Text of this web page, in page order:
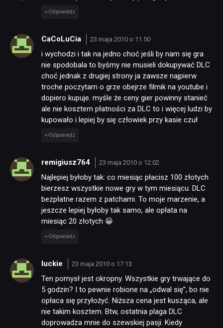
Odpowiedz
CaCoLuCia 23 maja 2010 o 11:50
i wychodzi i tak na jedno choć jeśli by nam się gra
nie spodobala to byśmy nie musieli dokupywać DLC
choć jednak z drugiej strony ja zawsze najpierw
troche poczytam o grze obejrze filmik na youtube i
dopiero kupuje. myśle że ceny gier powinny stanieć
ale nie kosztem płatności za DLC to i więcej ludzi by
kupowało i lepiej by się człowiek przy kasie czuł
Odpowiedz
remigiusz764 23 maja 2010 o 12:02
Najlepiej byłoby tak: co miesiąc płacisz 100 złotych
bierzesz wszystkie nowe gry w tym miesiącu. DLC
bezpłatne razem z patchami. To moje marzenie, a
jeszcze lepiej byłoby tak samo, ale opłata na
miesiąc 20 złotych 😀
Odpowiedz
luckie 23 maja 2010 o 17:13
Ten pomysł jest okropny. Wszystkie gry trwające do
5 godzin? I to pewnie robione na „odwal się”, bo nie
opłaca się przyłożyć. Niższa cena jest kusząca, ale
nie takim kosztem. Btw, ostatnia plaga DLC
doprowadza mnie do szewskiej pasji. Kiedy